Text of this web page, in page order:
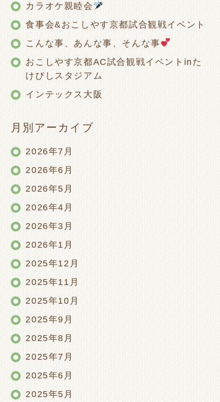
カラオケ親睦会
食事会&おこしやす京都試合観戦イベント
こんな事、あんな事、そんな事
おこしやす京都AC試合観戦イベントinた
けびしスタジアム
インテックス大阪
月別アーカイブ
2026年7月
2026年6月
2026年5月
2026年4月
2026年3月
2026年1月
2025年12月
2025年11月
2025年10月
2025年9月
2025年8月
2025年7月
2025年6月
2025年5月